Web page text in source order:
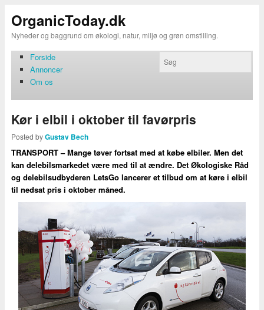
OrganicToday.dk
Nyheder og baggrund om økologi, natur, miljø og grøn omstilling.
Forside
Annoncer
Om os
Kør i elbil i oktober til favørpris
Posted byGustav Bech
TRANSPORT – Mange tøver fortsat med at købe elbiler. Men det
kan delebilsmarkedet være med til at ændre. Det Økologiske Råd
og delebilsudbyderen LetsGo lancerer et tilbud om at køre i elbil
til nedsat pris i oktober måned.